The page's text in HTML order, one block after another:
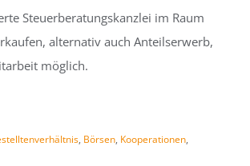
Steuerberatungskanzlei im Raum
alternativ auch Anteilserwerb,
möglich.
, Börsen, Kooperationen,